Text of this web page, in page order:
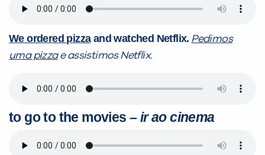
We ordered pizzaand watched Netflix. Pedimos
uma pizzae assistimos Netflix.
to go to the movies – ir ao cinema